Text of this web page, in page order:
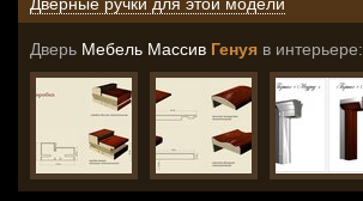
Дверь Мебель Массив Генуя в интерьере: